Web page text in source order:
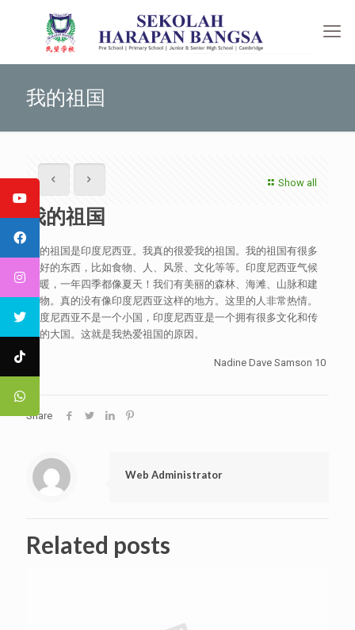
我的祖国
Show all
我的祖国
我的祖国是印度尼西亚。我真的很爱我的祖国。我的祖国有很多
美好的东西，比如食物、人、风景、文化等等。印度尼西亚气候
温暖，一年四季都像夏天！我们有美丽的森林、海滩、山脉和建
筑物。真的没有像印度尼西亚这样的地方。这里的人非常热情。
印度尼西亚不是一个小国，印度尼西亚是一个拥有很多文化和传
统的大国。这就是我热爱祖国的原因。
Nadine Dave Samson 10
Share
Web Administrator
Related posts